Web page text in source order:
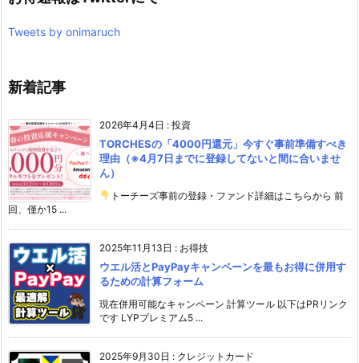
Tweets by onimaruch
新着記事
2026年4月4日 : 投資
TORCHESの「4000円還元」今すぐ事前準備すべき
理由（※4月7日までに登録してないと間に合いませ
ん）
トーチーズ事前の登録・ファンド詳細はこちらから 前
回、僅か15 ...
2025年11月13日 : お得技
ウエル活とPayPayキャンペーンを最もお得に併用す
るための計算フォーム
現在併用可能なキャンペーン 計算ツール 以下はPRリンク
です LYPプレミアム5 ...
2025年9月30日 : クレジットカード